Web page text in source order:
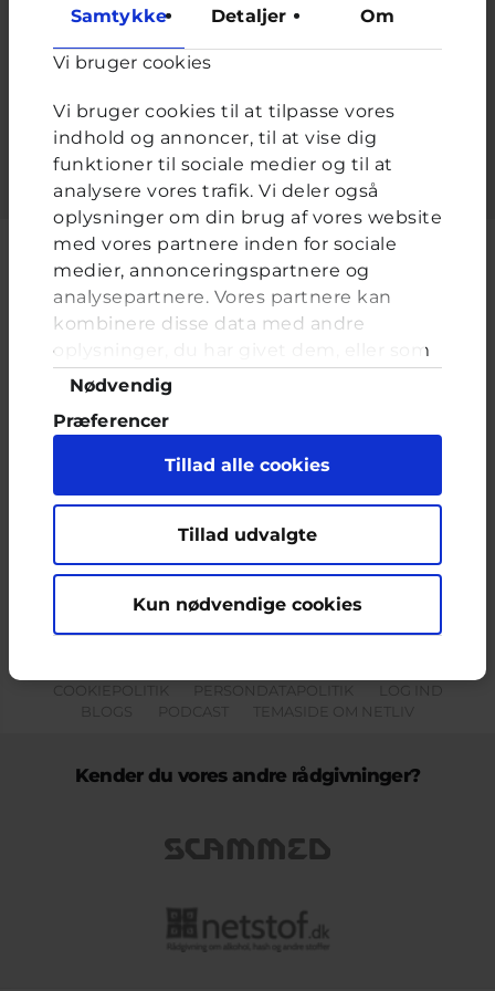
Samtykke Detaljer Om
Vi bruger cookies
Vi bruger cookies til at tilpasse vores
indhold og annoncer, til at vise dig
funktioner til sociale medier og til at
analysere vores trafik. Vi deler også
oplysninger om din brug af vores website
med vores partnere inden for sociale
medier, annonceringspartnere og
analysepartnere. Vores partnere kan
kombinere disse data med andre
oplysninger, du har givet dem, eller som
de har indsamlet fra din brug af deres
tjenester. Du samtykker til vores cookies,
hvis du fortsætter med at anvende vores
hjemmeside.
Samtykkevalg
Nødvendig
Præferencer
Marketing
Tillad alle cookies
Tillad udvalgte
Kun nødvendige cookies
er gode når du skal bære noget - hvad er det?*
Udfyld feltet.
Cyberhus er et klubhus på nettet for dig op til 25 år. Du kan skrive til
tanker i ung-til-ung eller bare hænge ud, og læse med. I Cyberhus
kan du være dig selv, og har du brug for en voksen, vil vi gerne lytte
Indholdet på dette site er udelukkende Cyberhus' ansvar og afspejler
ikke nødvendigvis den Europæiske Unions holdninger.
COOKIEPOLITIK
PERSONDATAPOLITIK
BLOGS
PODCAST TEMASIDE OM NETLIV
Kender du vores andre rådgivninger?